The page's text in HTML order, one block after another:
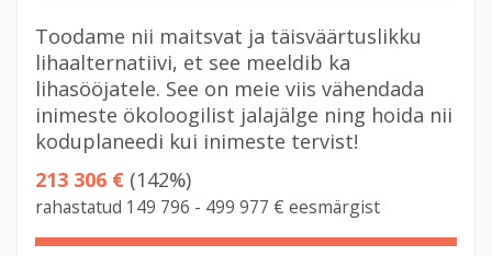
Toodame nii maitsvat ja täisväärtuslikku
lihaalternatiivi, et see meeldib ka
lihasööjatele. See on meie viis vähendada
inimeste ökoloogilist jalajälge ning hoida nii
koduplaneedi kui inimeste tervist!
213 306 € (142%)
rahastatud 149 796 - 499 977 € eesmärgist
142%